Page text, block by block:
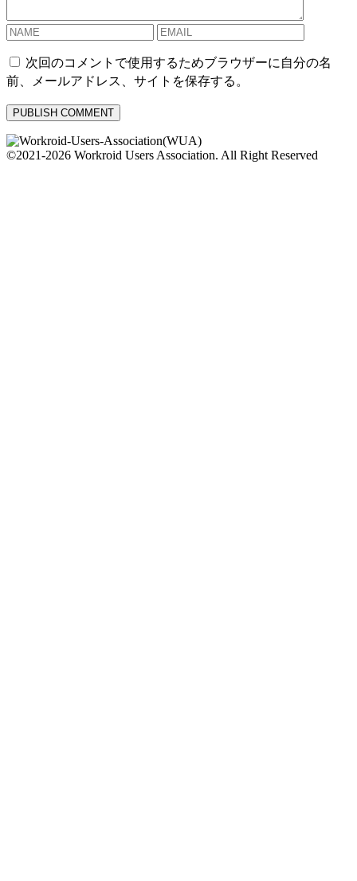
次回のコメントで使用するためブラウザーに自分の名
前、メールアドレス、サイトを保存する。
©2021-2026 Workroid Users Association. All Right Reserved